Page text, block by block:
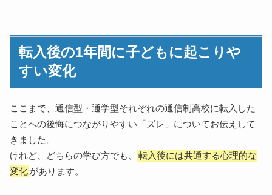
転入後の1年間に子どもに起こりや
すい変化
ここまで、通信型・通学型それぞれの通信制高校に転入した
ことへの後悔につながりやすい「ズレ」についてお伝えして
きました。
けれど、どちらの学び方でも、
転入後には共通する心理的な
変化があります。